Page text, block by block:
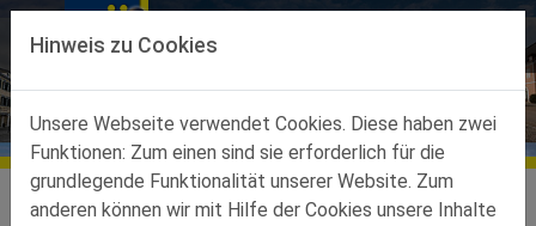
Direkt zur Hauptnavigation springen
Direkt zum Inhalt springen
Teilbezirke
Ortsgruppen Teilbez. Horn Brunn an der Wild Vorstand
Hinweis zu Cookies
Unsere Webseite verwendet Cookies. Diese haben zwei
Funktionen: Zum einen sind sie erforderlich für die
grundlegende Funktionalität unserer Website. Zum
anderen können wir mit Hilfe der Cookies unsere Inhalte